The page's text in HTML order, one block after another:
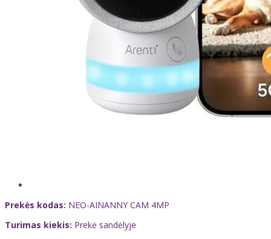
Prekės kodas: NEO-AINANNY CAM 4MP
Turimas kiekis: Prekė sandėlyje